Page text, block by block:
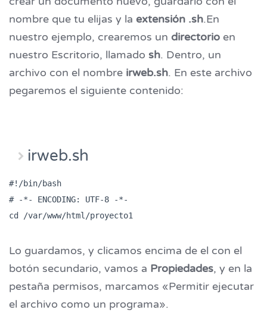
nombre que tu elijas y la extensión .sh.En
nuestro ejemplo, crearemos un directorio en
nuestro Escritorio, llamado sh. Dentro, un
archivo con el nombre irweb.sh. En este archivo
pegaremos el siguiente contenido:
irweb.sh
#!/bin/bash
# -*- ENCODING: UTF-8 -*-
Lo guardamos, y clicamos encima de el con el
botón secundario, vamos a Propiedades, y en la
pestaña permisos, marcamos «Permitir ejecutar
el archivo como un programa».